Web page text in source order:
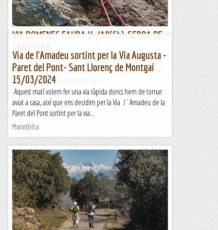
VIA DOMENEC FAURA V+/A0(6b)-SERRA DE
Continuant buscant vietes que no apretin massa donat el
meu llastimós estat físic , Jesús em proposa aquesta. Sobre
el paper sembla que pot estar be i...
Lo gall
Via de l'Amadeu sortint per la Via Augusta -
Paret del Pont- Sant Llorenç de Montgai
15/03/2024
Aquest matí volem fer una via ràpida doncs hem de tornar
aviat a casa, així que ens decidim per la Via l´Amadeu de la
Paret del Pont sortint per la via...
Manel&Ita